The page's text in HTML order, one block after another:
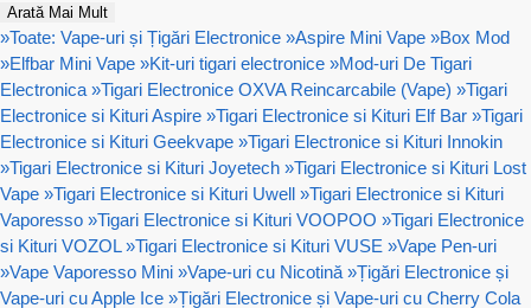
Arată Mai Mult
»Toate: Vape-uri și Țigări Electronice »Aspire Mini Vape »Box Mod
»Elfbar Mini Vape »Kit-uri tigari electronice »Mod-uri De Tigari
Electronica »Tigari Electronice OXVA Reincarcabile (Vape) »Tigari
Electronice si Kituri Aspire »Tigari Electronice si Kituri Elf Bar »Tigari
Electronice si Kituri Geekvape »Tigari Electronice si Kituri Innokin
»Tigari Electronice si Kituri Joyetech »Tigari Electronice si Kituri Lost
Vape »Tigari Electronice si Kituri Uwell »Tigari Electronice si Kituri
Vaporesso »Tigari Electronice si Kituri VOOPOO »Tigari Electronice
si Kituri VOZOL »Tigari Electronice si Kituri VUSE »Vape Pen-uri
»Vape Vaporesso Mini »Vape-uri cu Nicotină »Țigări Electronice și
Vape-uri cu Apple Ice »Țigări Electronice și Vape-uri cu Cherry Cola